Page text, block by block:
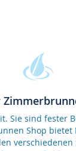
Sie sind fester
Shop